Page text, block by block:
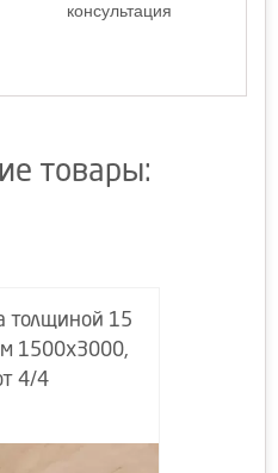
консультация
товары:
толщиной 15
1500х3000,
4/4